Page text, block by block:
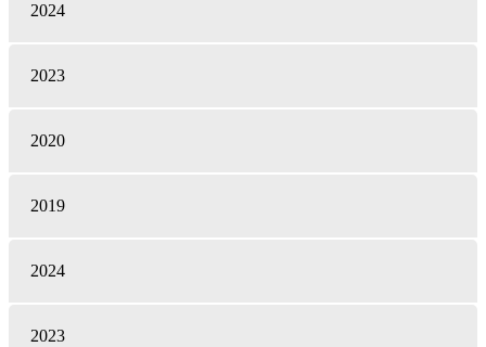
2024
2023
2020
2019
2024
2023